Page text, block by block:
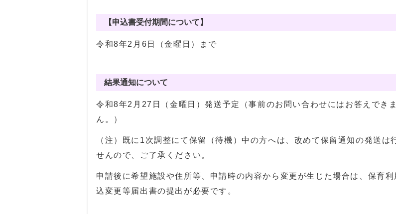
【申込書受付期間について】
令和8年2月6日（金曜日）まで
結果通知について
令和8年2月27日（金曜日）発送予定（事前のお問い合わせにはお答えでき
ん。）
（注）既に1次調整にて保留（待機）中の方へは、改めて保留通知の発送は
せんので、ご了承ください。
申請後に希望施設や住所等、申請時の内容から変更が生じた場合は、保育利
込変更等届出書の提出が必要です。